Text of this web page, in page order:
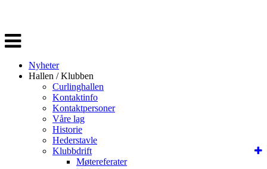
Veksle
navigasjon
Nyheter
Hallen / Klubben
Curlinghallen
Kontaktinfo
Kontaktpersoner
Våre lag
Historie
Hederstavle
Klubbdrift
Møtereferater